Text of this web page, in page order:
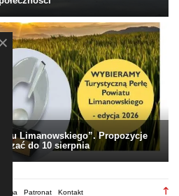
Limanowskiego”. Propozycje
do 10 sierpnia
Patronat Kontakt